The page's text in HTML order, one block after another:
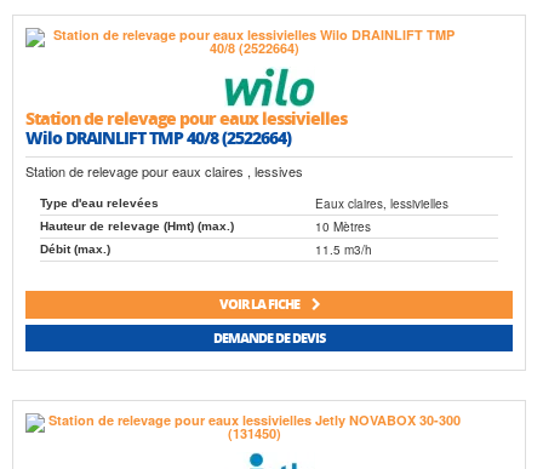
Station de relevage pour eaux lessivielles
Wilo DRAINLIFT TMP 40/8 (2522664)
Station de relevage pour eaux claires , lessives
Type d'eau relevées Eaux claires, lessivielles
Hauteur de relevage (Hmt) (max.) 10 Mètres
Débit (max.) 11.5 m3/h
VOIR LA FICHE
DEMANDE DE DEVIS